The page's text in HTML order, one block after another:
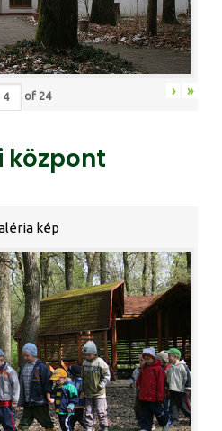
of 24 › »
központ
kép